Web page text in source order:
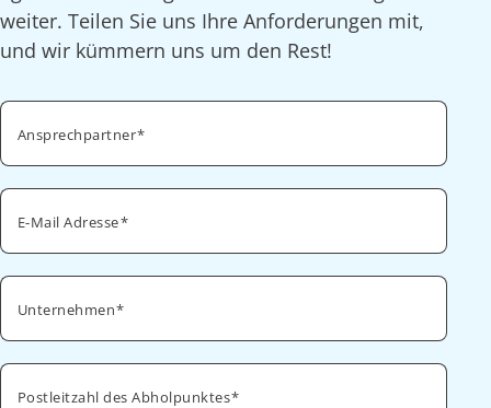
weiter. Teilen Sie uns Ihre Anforderungen mit,
und wir kümmern uns um den Rest!
Ansprechpartner
E-Mail Adresse
Unternehmen
Postleitzahl des Abholpunktes